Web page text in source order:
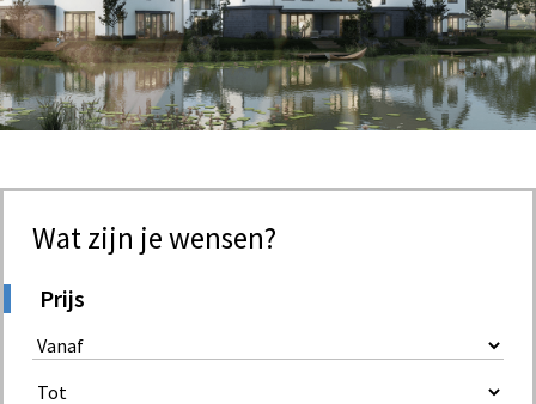
Wat zijn je wensen?
Prijs